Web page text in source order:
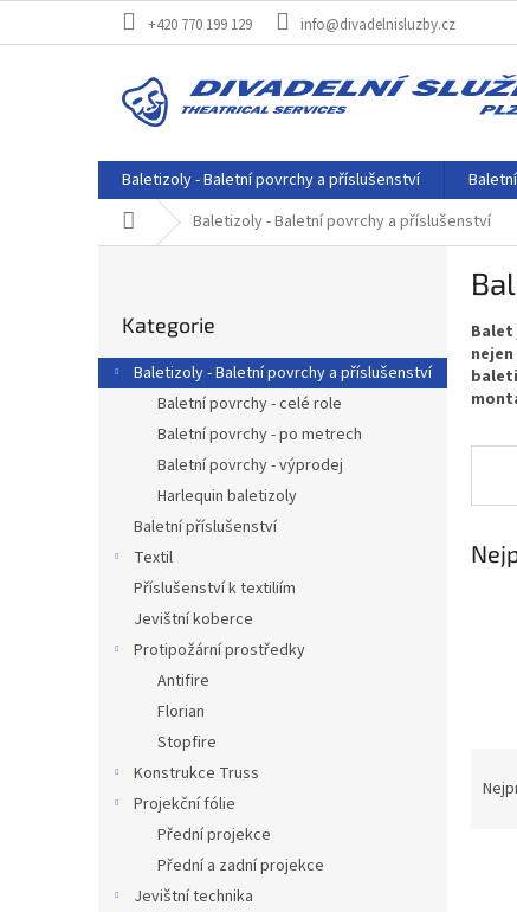
+420 770 199 129 info@divadelnisluzby.cz
Baletizoly - Baletní povrchy a příslušenství
Domů Baletizoly - Baletní povrchy a příslušenství
r
a
kategorie
Kategorie
Baletizoly - Baletní povrchy a příslušenství
Baletní povrchy - celé role
Baletní povrchy - po metrech
Baletní povrchy - výprodej
Harlequin baletizoly
Baletní příslušenství
Textil
Příslušenství k textiliím
Jevištní koberce
Protipožární prostředky
Antifire
Florian
Stopfire
Konstrukce Truss
Projekční fólie
Přední projekce
Přední a zadní projekce
Jevištní technika
Balet